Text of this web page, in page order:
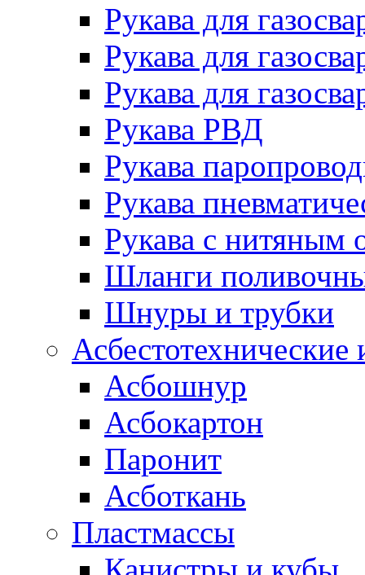
Рукава для
Рукава для
Рукава для
Рукава РВД
Рукава
Рукава
Рукава с нитяным
Шланги
Шнуры и трубки
Асбестотехнические
Асбошнур
Асбокартон
Паронит
Асботкань
Пластмассы